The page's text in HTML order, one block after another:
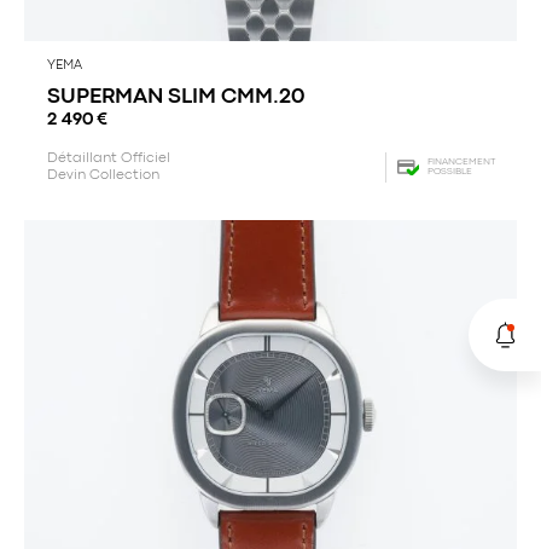
YEMA
SUPERMAN SLIM CMM.20
2 490 €
Détaillant Officiel
Devin Collection
FINANCEMENT
POSSIBLE